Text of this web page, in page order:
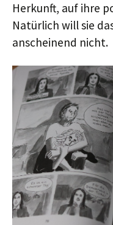
Herkunft, auf ihre
Natürlich will sie
anscheinend nicht.